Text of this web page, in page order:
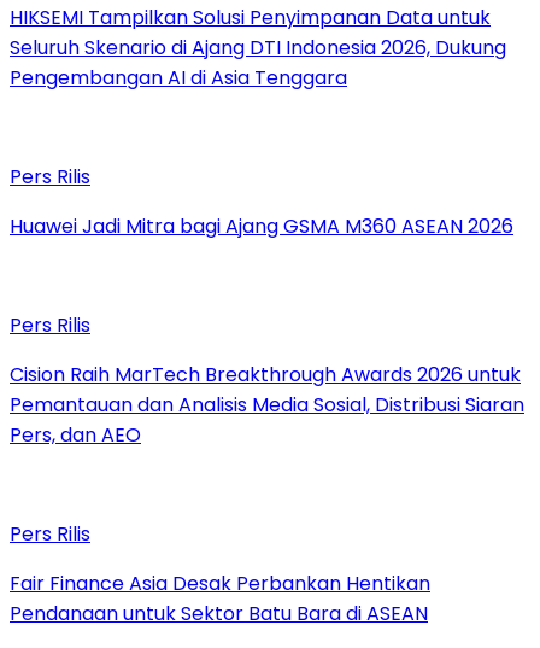
HIKSEMI Tampilkan Solusi Penyimpanan Data untuk
Seluruh Skenario di Ajang DTI Indonesia 2026, Dukung
Pengembangan AI di Asia Tenggara
Pers Rilis
Huawei Jadi Mitra bagi Ajang GSMA M360 ASEAN 2026
Pers Rilis
Cision Raih MarTech Breakthrough Awards 2026 untuk
Pemantauan dan Analisis Media Sosial, Distribusi Siaran
Pers, dan AEO
Pers Rilis
Fair Finance Asia Desak Perbankan Hentikan
Pendanaan untuk Sektor Batu Bara di ASEAN